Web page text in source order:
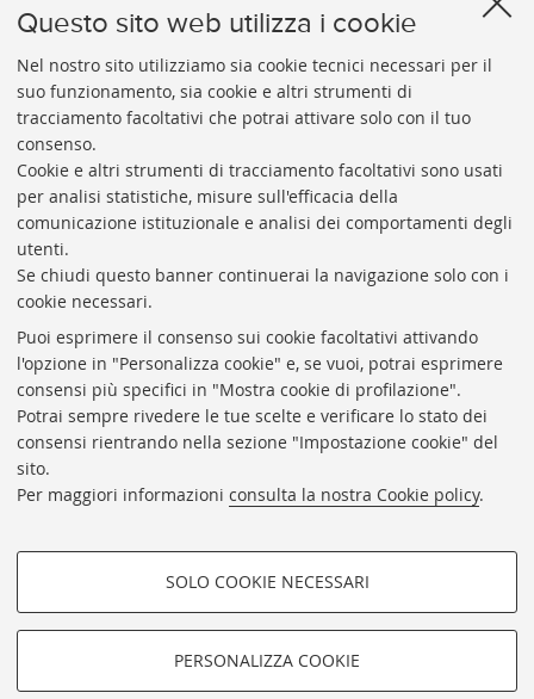
Questo sito web utilizza i cookie
Nel nostro sito utilizziamo sia cookie tecnici necessari per il
suo funzionamento, sia cookie e altri strumenti di
tracciamento facoltativi che potrai attivare solo con il tuo
consenso.
Cookie e altri strumenti di tracciamento facoltativi sono usati
per analisi statistiche, misure sull'efficacia della
comunicazione istituzionale e analisi dei comportamenti degli
utenti.
Se chiudi questo banner continuerai la navigazione solo con i
cookie necessari.
Puoi esprimere il consenso sui cookie facoltativi attivando
l'opzione in "Personalizza cookie" e, se vuoi, potrai esprimere
consensi più specifici in "Mostra cookie di profilazione".
Potrai sempre rivedere le tue scelte e verificare lo stato dei
consensi rientrando nella sezione "Impostazione cookie" del
sito.
Per maggiori informazioni consulta la nostra Cookie policy.
COOKIE DI PROFILAZIONE -
FACOLTATIVI
SOLO COOKIE NECESSARI
PERSONALIZZA COOKIE
UNIVERSITARIA
Presidente: prof. Francesco Citti
Coordinatrice gestionale: Maria Pia Torricelli
Responsabile Amministrativo: Luigia Di Pumpo
Via Zamboni, 33/35 - 40126 Bologna (BO)
Tel. +39 051 2088306 - Fax +39 051 2088385
bub.info@unibo.it
bub.biblioteca@pec.unibo.it
Dove siamo
Orario dei servizi
Helpdesk
Rubrica di Ateneo
Privacy e note legali